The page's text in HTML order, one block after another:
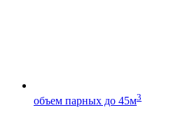
объем парных до 45м3